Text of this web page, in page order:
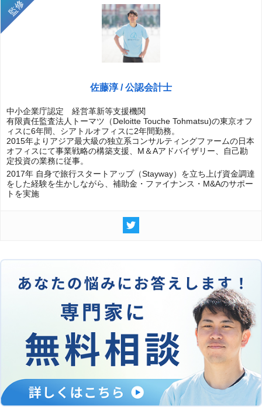
佐藤淳 / 公認会計士
中小企業庁認定 経営革新等支援機関
有限責任監査法人トーマツ（Deloitte Touche Tohmatsu)の東京オフ
ィスに6年間、シアトルオフィスに2年間勤務。
2015年よりアジア最大級の独立系コンサルティングファームの日本
オフィスにて事業戦略の構築支援、M＆Aアドバイザリー、自己勘
定投資の業務に従事。
2017年 自身で旅行スタートアップ（Stayway）を立ち上げ資金調達
をした経験を生かしながら、補助金・ファイナンス・M&Aのサポー
トを実施